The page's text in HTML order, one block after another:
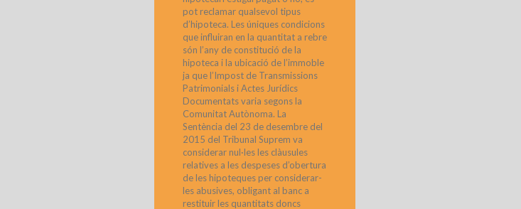
pot reclamar qualsevol tipus
d’hipoteca. Les úniques condicions
que influiran en la quantitat a rebre
són l’any de constitució de la
hipoteca i la ubicació de l’immoble
ja que l’Impost de Transmissions
Patrimonials i Actes Jurídics
Documentats varia segons la
Comunitat Autònoma. La
Sentència del 23 de desembre del
2015 del Tribunal Suprem va
considerar nul·les les clàusules
relatives a les despeses d’obertura
de les hipoteques per considerar-
les abusives, obligant al banc a
restituir les quantitats doncs